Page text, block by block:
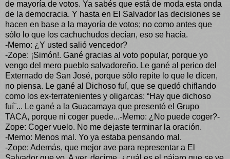
de mayoría de votos. Ya sabés que está de moda esta onda
de la democracia. Y hasta en El Salvador las decisiones se
hacen en base a la mayoría de votos; no como antes que
sólo lo que los cachuchudos decían, eso se hacía.
-Memo: ¿Y usted salió vencedor?
-Zope: ¡Simón!. Gané gracias al voto popular, porque yo
vengo del mero pueblo salvadoreño. Le gané al perico del
Externado de San José, porque sólo repite lo que le dicen,
no piensa. Le gané al Dichoso fuí, que se quedó chiflando
como los ex-terratenientes y oligarcas: “Hay que dichoso
fuí¨... Le gané a la Guacamaya que presentó el Grupo
TACA, porque ni coger puede...-Memo: ¿No puede coger?-
Zope: Coger vuelo. No me dejaste terminar la oración.
-Memo: Menos mal. Yo ya estaba pensando mal.
-Zope: Además, que mejor ave para representar a El